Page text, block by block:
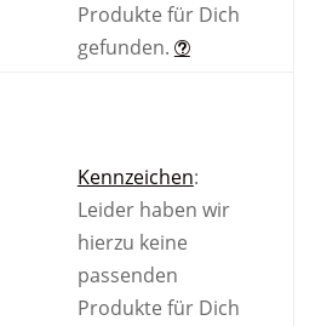
Produkte für Dich
gefunden.
Kennzeichen:
Leider haben wir
hierzu keine
passenden
Produkte für Dich